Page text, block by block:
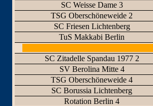
SC Weisse Dame 3
TSG Oberschöneweide 2
SC Friesen Lichtenberg
TuS Makkabi Berlin
SC Zitadelle Spandau 1977 2
SV Berolina Mitte 4
TSG Oberschöneweide 4
SC Borussia Lichtenberg
Rotation Berlin 4